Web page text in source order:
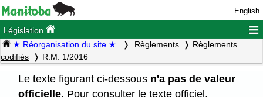
English
Législation ≡
★ Réorganisation du site ★ Règlements
Règlements
codifiés
R.M. 1/2016
Le texte figurant ci-dessous n'a pas de valeur
officielle. Pour consulter le texte officiel,